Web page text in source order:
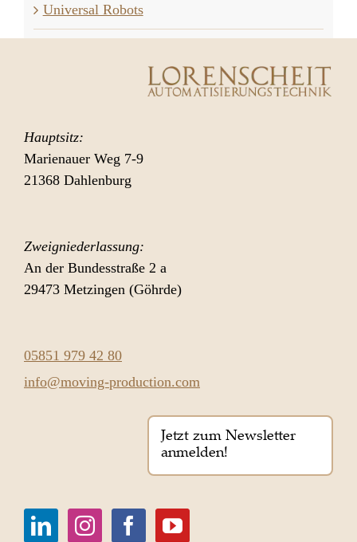
Universal Robots
Hauptsitz:
Marienauer Weg 7-9
21368 Dahlenburg
Zweigniederlassung:
An der Bundesstraße 2 a
29473 Metzingen (Göhrde)
05851 979 42 80
info@moving-production.com
Jetzt zum Newsletter
anmelden!